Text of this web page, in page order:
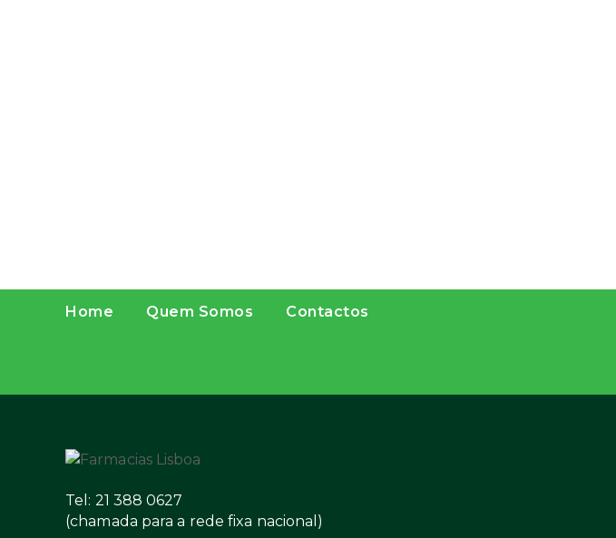
Home Quem Somos Contactos
Tel: 21 388 0627
(chamada para a rede fixa nacional)